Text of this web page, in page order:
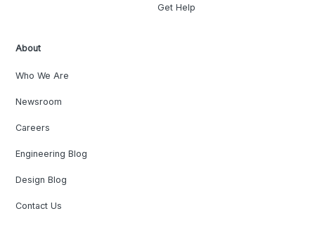
Get Help
About
Who We Are
Newsroom
Careers
Engineering Blog
Design Blog
Contact Us